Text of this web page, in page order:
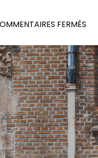
FERMÉS
UN
DE
?